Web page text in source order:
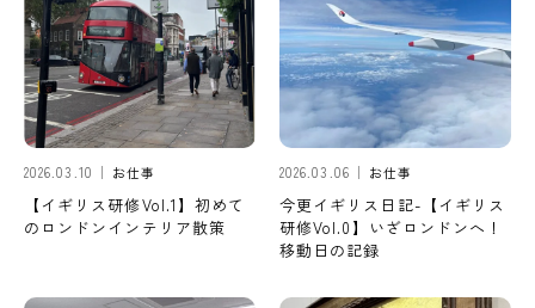
2026.03.10 お仕事
【イギリス研修Vol.1】初めて
のロンドンインテリア散策
2026.03.06 お仕事
今更イギリス日記-【イギリス
研修Vol.0】いざロンドンへ！
移動日の記録